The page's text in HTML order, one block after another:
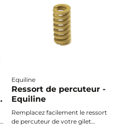
Equiline
Ressort de percuteur -
Equiline
Remplacez facilement le ressort
de percuteur de votre gilet